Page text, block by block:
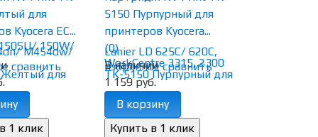
сравнить
для
Kyocera EC...
избранное сравнить
5150 Пурпурный для
принтеров Kyocera...
(0)
В наличии
1 159 руб.
В корзину